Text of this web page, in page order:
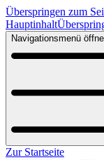
Überspringen zum
Hauptinhalt
Navigationsmenü
Zur Startseite